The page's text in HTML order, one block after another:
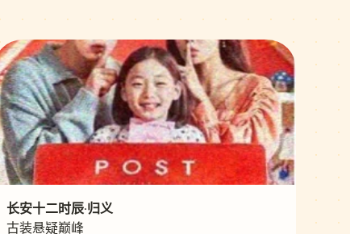
长安十二时辰·归义
古装悬疑巅峰